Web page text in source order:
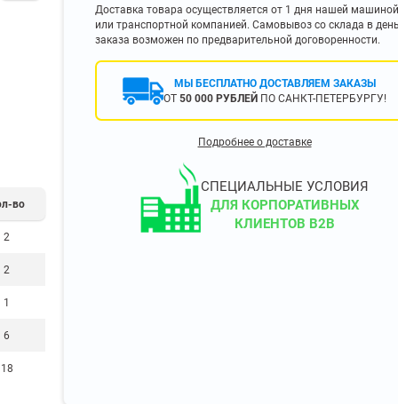
400 мм
450 мм
Показать еще ▼
5000 кг)
10000 кг)
(ВОДЫ)
во
2
2
1
6
18
Доставка товара осуществляется от 1 дня нашей машиной
или транспортной компанией. Самовывоз со склада в
заказа возможен по предварительной договоренности.
МЫ БЕСПЛАТНО ДОСТАВЛЯЕМ ЗАКАЗЫ
ОТ50 000 РУБЛЕЙ ПО САНКТ-ПЕТЕРБУРГУ!
Подробнее о доставке
СПЕЦИАЛЬНЫЕ УСЛОВИЯ
ДЛЯ КОРПОРАТИВНЫХ
КЛИЕНТОВ B2B